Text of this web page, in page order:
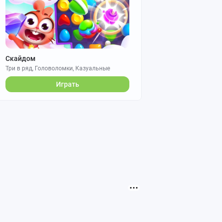
Скайдом
Три в ряд, Головоломки, Казуальные
Играть